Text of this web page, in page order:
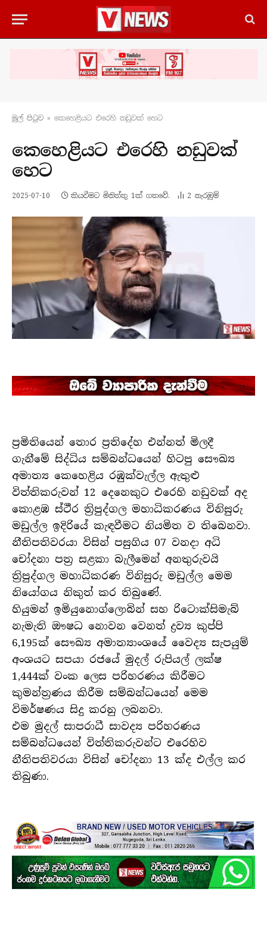
මුල් පිටු​ව » කෙහෙළියට එරෙහි නඩුවක් හෙට
කෙහෙළියට එරෙහි නඩුවක්
හෙට
2025-07-10 කියවීමට මිනිත්තු 1ක් ගතවේ. 2 නැරඹු​ම්
ප්‍රමිතියෙන් තොර ප්‍රතිදේහ එන්නත් මිලදී
ගැනීමේ සිද්ධිය සම්බන්ධයෙන් හිටපු සෞඛ්‍ය
අමාත්‍ය කෙහෙළිය රඹුක්වැල්ල ඇතුළු
විත්තිකරුවන් 12 දෙනෙකුට එරෙහි නඩුවක් අද
කොළඹ ස්ථීර ත්‍රිපුද්ගල මහාධිකරණය විනිසුරු
මඩුල්ල ඉදිරියේ කැඳවීමට නියමිත ව තිබෙනවා.
නීතිපතිවරයා විසින් පසුගිය 07 වනදා අධි
චෝදනා පත්‍ර සළකා බැලීමෙන් අනතුරුවයි
ත්‍රිපුද්ගල මහාධිකරණ විනිසුරු මඩුල්ල මෙම
නියෝගය නිකුත් කර තිබුණේ.
හියුමන් ඉමියුනොග්ලොබින් සහ රිටොක්සිමැබ්
නැමැති ඖෂධ නොවන වෙනත් ද්‍රව්‍ය කුප්පි
6,195ක් සෞඛ්‍ය අමාත්‍යාංශයේ වෛද්‍ය සැපයුම්
අංශයට සපයා රජයේ මුදල් රුපියල් ලක්ෂ
1,444ක් වංක ලෙස පරිහරණය කිරීමට
කුමන්ත්‍රණය කිරීම සම්බන්ධයෙන් මෙම
විමර්ෂණය සිදු කරනු ලබනවා.
එම මුදල් සාපරාධී සාවද්‍ය පරිහරණය
සම්බන්ධයෙන් විත්තිකරුවන්ට එරෙහිව
නීතිපතිවරයා විසින් චෝදනා 13 ක්ද එල්ල කර
තිබුණා.